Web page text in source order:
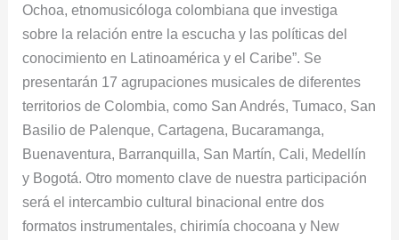
Ochoa, etnomusicóloga colombiana que investiga
sobre la relación entre la escucha y las políticas del
conocimiento en Latinoamérica y el Caribe”. Se
presentarán 17 agrupaciones musicales de diferentes
territorios de Colombia, como San Andrés, Tumaco, San
Basilio de Palenque, Cartagena, Bucaramanga,
Buenaventura, Barranquilla, San Martín, Cali, Medellín
y Bogotá. Otro momento clave de nuestra participación
será el intercambio cultural binacional entre dos
formatos instrumentales, chirimía chocoana y New